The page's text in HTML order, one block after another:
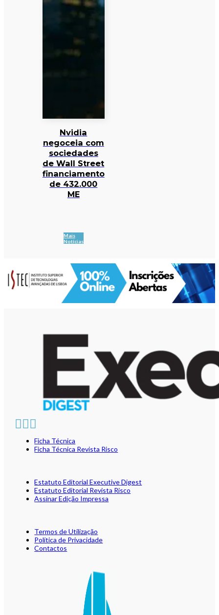
Nvidia
negoceia com
sociedades
de Wall Street
financiamento
de 432.000
ME
Mais
Notícias
Ficha Técnica
Ficha Técnica Revista Risco
Estatuto Editorial Executive Digest
Estatuto Editorial Revista Risco
Assinar Edição Impressa
Termos de Utilização
Política de Privacidade
Contactos